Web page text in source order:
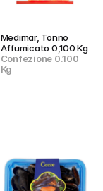
Medimar, Tonno
Affumicato 0,100 Kg
Confezione 0.100
Kg